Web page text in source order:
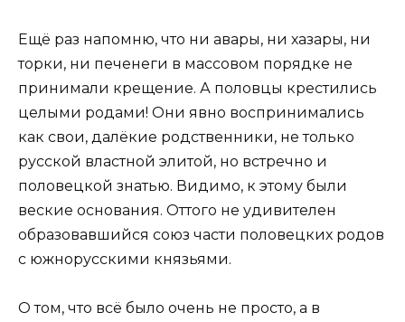
Ещё раз напомню, что ни авары, ни хазары, ни
торки, ни печенеги в массовом порядке не
принимали крещение. А половцы крестились
целыми родами! Они явно воспринимались
как свои, далёкие родственники, не только
русской властной элитой, но встречно и
половецкой знатью. Видимо, к этому были
веские основания. Оттого не удивителен
образовавшийся союз части половецких родов
с южнорусскими князьями.
О том, что всё было очень не просто, а в